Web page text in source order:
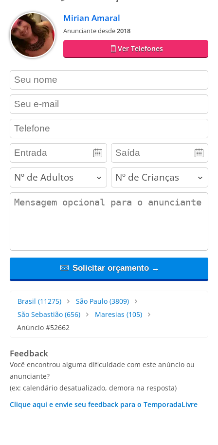
Mirian Amaral
Anunciante desde2018
Ver Telefones
contact_name
contact_email
contact_phone
adults children
contact_message
Solicitar orçamento →
Brasil (11275) São Paulo(3809)
São Sebastião (656) Maresias (105)
Anúncio #52662
Feedback
Você encontrou alguma dificuldade com este anúncio ou
anunciante?
(ex: calendário desatualizado, demora na resposta)
Clique aqui e envie seu feedback para o TemporadaLivre